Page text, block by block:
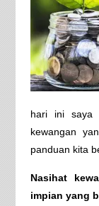
hari ini saya
kewangan
panduan kita
Nasihat
impian yang